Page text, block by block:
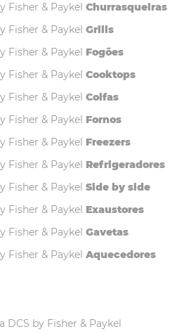
Fisher & Paykel Churrasqueiras
Fisher & Paykel Grills
Fisher & Paykel Fogões
Fisher & Paykel Cooktops
Fisher & Paykel Coifas
Fisher & Paykel Fornos
Fisher & Paykel Freezers
Fisher & Paykel Refrigeradores
Fisher & Paykel Side by side
Fisher & Paykel Exaustores
Fisher & Paykel Gavetas
Fisher & Paykel Aquecedores
DCS by Fisher & Paykel